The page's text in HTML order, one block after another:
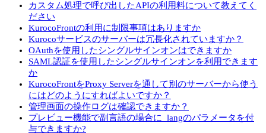
カスタム処理で呼び出したAPIの利用料について教えてく
ださい
KurocoFrontの利用に制限事項はありますか
Kurocoサービスのサーバーは冗長化されていますか？
OAuthを使用したシングルサインオンはできますか
SAML認証を使用したシングルサインオンを利用できます
か
KurocoFrontをProxy Serverを通して別のサーバーから使う
にはどのようにすればよいですか？
管理画面の操作ログは確認できますか？
プレビュー機能で副言語の場合に_langのパラメータを付
与できますか?